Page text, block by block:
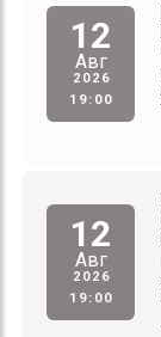
12
Авг
2026
19:00
12
Авг
2026
19:00